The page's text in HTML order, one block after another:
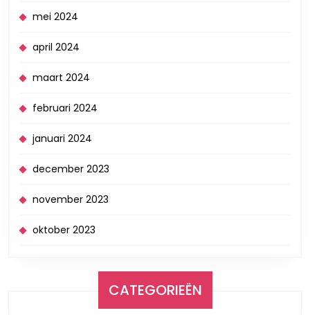
mei 2024
april 2024
maart 2024
februari 2024
januari 2024
december 2023
november 2023
oktober 2023
CATEGORIEËN